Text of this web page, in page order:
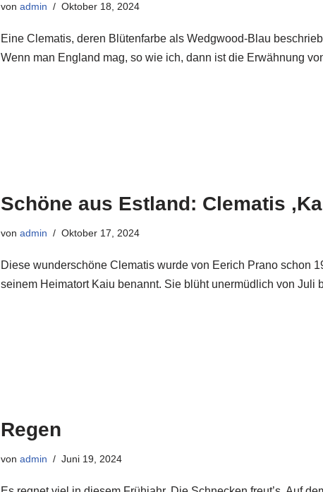
von admin Oktober 18, 2024
Eine Clematis, deren Blütenfarbe als Wedgwood-Blau
Wenn man England mag, so wie ich, dann ist die Erwähnung
Schöne aus Estland: Clematis
von admin Oktober 17, 2024
Diese wunderschöne Clematis wurde von Eerich Prano schon
seinem Heimatort Kaiu benannt. Sie blüht unermüdlich von Juli
Regen
von admin Juni 19, 2024